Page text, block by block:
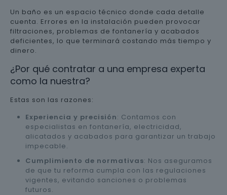
Un baño es un espacio técnico donde cada detalle
cuenta. Errores en la instalación pueden provocar
filtraciones, problemas de fontanería y acabados
deficientes, lo que terminará costando más tiempo y
dinero.
¿Por qué contratar a una empresa experta
como la nuestra?
Estas son las razones:
Experiencia y precisión: Contamos con
especialistas en fontanería, electricidad,
alicatados y acabados para garantizar un trabajo
impecable.
Cumplimiento de normativas: Nos aseguramos
de que tu reforma cumpla con las regulaciones
vigentes, evitando sanciones o problemas
futuros.